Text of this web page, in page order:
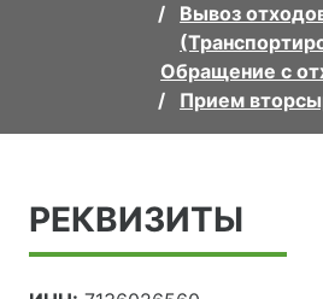
Вывоз
Обращение с
Прием
РЕКВИЗИТЫ